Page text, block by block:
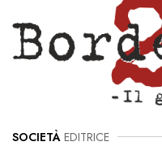
SOCIETÀ EDITRICE